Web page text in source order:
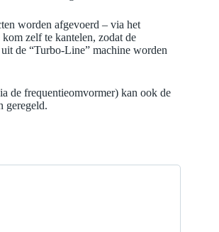
worden afgevoerd – via het
zelf te kantelen, zodat de
de “Turbo-Line” machine worden
de frequentieomvormer) kan ook de
geregeld.